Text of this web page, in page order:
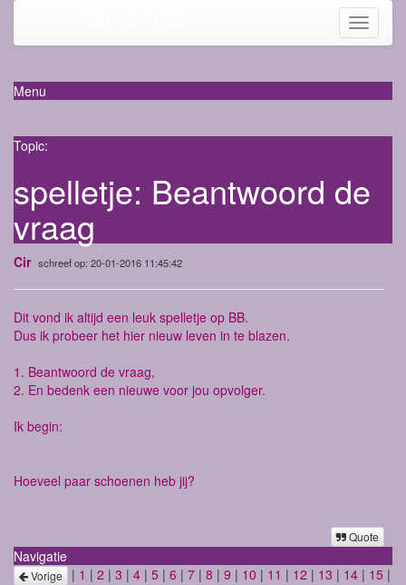
Toggle
Menu
Topic:
spelletje: Beantwoord de
vraag
Cir schreef op: 20-01-2016 11:45:42
Dit vond ik altijd een leuk spelletje op BB.
Dus ik probeer het hier nieuw leven in te blazen.
1. Beantwoord de vraag,
2. En bedenk een nieuwe voor jou opvolger.
Ik begin:
Hoeveel paar schoenen heb jij?
Quote
Navigatie
Vorige | 1 | 2 | 3 | 4 | 5 | 6 | 7 | 8 | 9 | 10 | 11 | 12 | 13 | 14 | 15 |